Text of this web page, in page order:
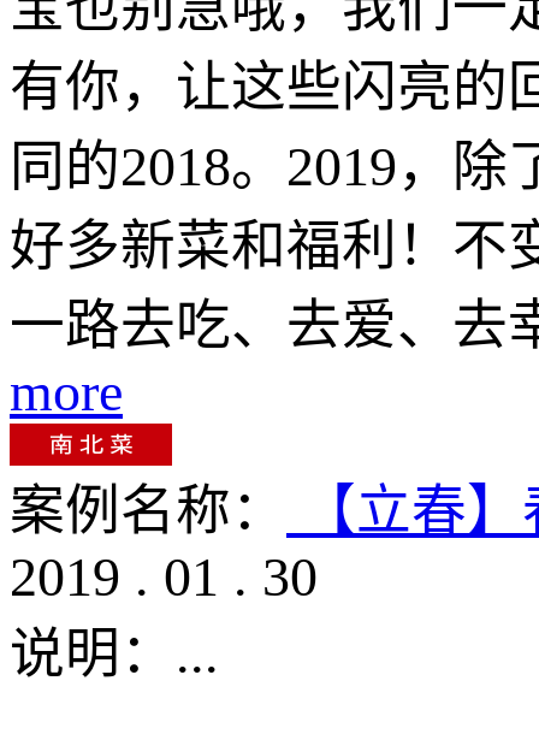
有你，让这些闪亮的
同的2018。2019，
好多新菜和福利！不
一路去吃、去爱、去
more
案例名称：
【立春
2019 . 01 . 30
说明： ...